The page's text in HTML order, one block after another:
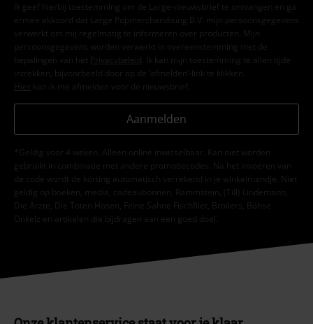
Ik geef hierbij toestemming om de Large-nieuwsbrief te ontvangen en ga
ermee akkoord dat Large Popmerchandising B.V. mijn persoonsgegevens
verwerkt om mij regelmatig te informeren over producten. Mijn
persoonsgegevens worden verwerkt in overeenstemming met de
bepalingen van het
Privacybeleid . Ik kan mijn toestemming te allen tijde
intrekken, bijvoorbeeld door op de ‘afmelden’-link te klikken.
Hier kan ik me afmelden voor de nieuwsbrief.
Aanmelden
*Geldig voor 4 weken. Alleen online inwisselbaar. Kan niet worden
gebruikt in combinatie met andere promotiecodes. Na het invoeren van
de code wordt de korting automatisch verrekend in je winkelmandje. Niet
geldig op boeken, media, cadeaubonnen, Rammstein, (Till) Lindemann,
Die Ärzte, Die Toten Hosen, Feine Sahne Fischfilet, Broilers, Böhse
Onkelz en artikelen die bijdragen aan een goed doel.